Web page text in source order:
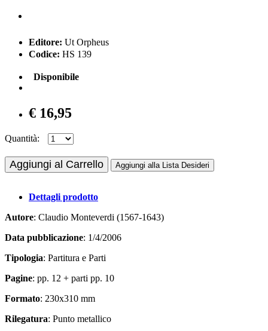
Editore: Ut Orpheus
Codice: HS 139
Disponibile
€ 16,95
Quantità:
Aggiungi al Carrello Aggiungi alla Lista Desideri
Dettagli prodotto
Autore: Claudio Monteverdi (1567-1643)
Data pubblicazione: 1/4/2006
Tipologia: Partitura e Parti
Pagine: pp. 12 + parti pp. 10
Formato: 230x310 mm
Rilegatura: Punto metallico